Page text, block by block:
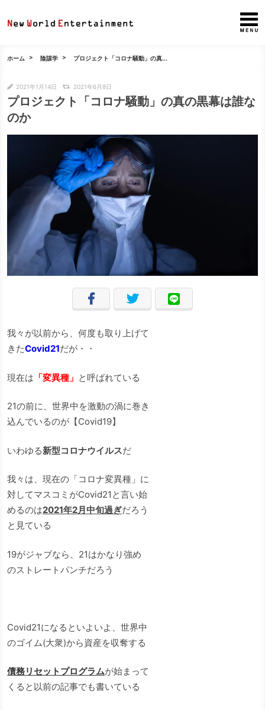
ホーム 陰謀学 プロジェクト「コロナ騒動」の真...
2021年1月14日 2021年6月8日
プロジェクト「コロナ騒動」の真の黒幕は誰な
のか
我々が以前から、何度も取り上げて
きたCovid21だが・・
現在は 「変異種」 と呼ばれている
21の前に、世界中を激動の渦に巻き
込んでいるのが【Covid19】
いわゆる新型コロナウイルスだ
我々は、現在の「コロナ変異種」に
対してマスコミがCovid21と言い始
めるのは2021年2月中旬過ぎだろう
と見ている
19がジャブなら、21はかなり強め
のストレートパンチだろう
Covid21になるといよいよ、世界中
のゴイム(大衆)から資産を収奪する
債務リセットプログラムが始まって
くると以前の記事でも書いている